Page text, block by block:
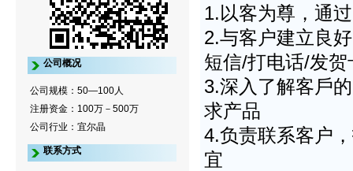
公司概况
公司规模：50—100人
注册资金：100万－500万
公司行业：宜尔晶
联系方式
1.以客为尊，通
2.与客户建立良
短信/打电话/发
3.深入了解客戶
求产品
4.负责联系客户
宜